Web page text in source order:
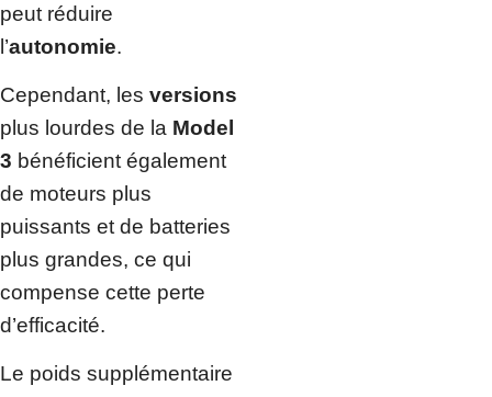
peut réduire
l’autonomie.
Cependant, les versions
plus lourdes de la Model
3 bénéficient également
de moteurs plus
puissants et de batteries
plus grandes, ce qui
compense cette perte
d’efficacité.
Le poids supplémentaire